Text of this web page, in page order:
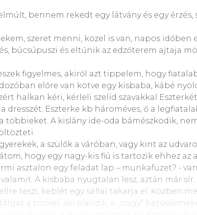
ill megértettség fontossága. Leegyszerűsítve
amit olyan sokszor hallani, hogy „ne hisztizz”,
állnak; vágyak, akaratok, örömök és
és elfogadottság gyógyít, megnyugtat,
önmagammal, hogy jogom van így érezni. A
alapja is. Hogyan lehet megértő a
hümmögéssel, az érzelem
A szerző szavaival: „Sokkal fontosabb a
tudja,
testvérféltékenység, amit Ginott szerint
hogy testvér-rivalizáció, mert voltaképp erről
figyelméért versengenek. Ennek a
minden esetben VAN féltékenység, ez nem
több praktikát is megfogalmaz, amelyek
bennem rekedt egy látvány és egy érzés,
szeret menni, közel is van, napos időben
búcsúpuszi és eltűnik az edzőterem ajtaja
figyelmes, akiről azt tippelem, hogy
előre van kötve egy kisbaba, kábé
halkan kéri, kérleli szelíd szavakkal
dresszét. Eszterke kb hároméves, ő a
többieket. A kislány ide-oda bámészkodik,
a szülők a váróban, vagy kint az
hogy egy nagy-kis fiú is tartozik ehhez az
asztalon egy feladat lap – munkafüzet? -
A kisbaba nyugtalan lesz, aztán már sír.
teszi, keblét egy sállal takarja el. Közben
a picivel, aki elalszik, a „nagy”